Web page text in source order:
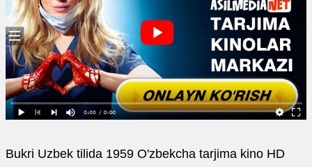
Bukri Uzbek tilida 1959 O'zbekcha tarjima kino HD